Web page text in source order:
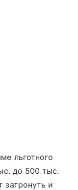
льготного
до 500 тыс.
и